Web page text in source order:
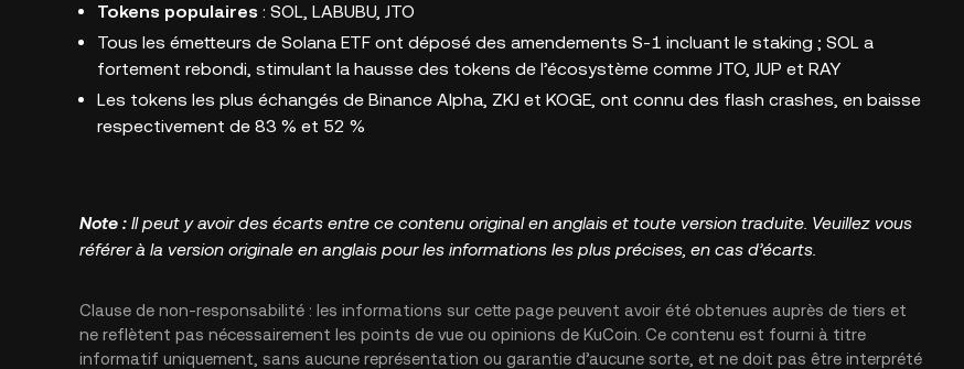
Tokens populaires : SOL, LABUBU, JTO
Tous les émetteurs de Solana ETF ont déposé des amendements S-1 incluant le staking ; SOL a
fortement rebondi, stimulant la hausse des tokens de l’écosystème comme JTO, JUP et RAY
Les tokens les plus échangés de Binance Alpha, ZKJ et KOGE, ont connu des flash crashes, en baisse
respectivement de 83 % et 52 %
Note : Il peut y avoir des écarts entre ce contenu original en anglais et toute version traduite. Veuillez vous
référer à la version originale en anglais pour les informations les plus précises, en cas d’écarts.
Clause de non-responsabilité : les informations sur cette page peuvent avoir été obtenues auprès de tiers et
ne reflètent pas nécessairement les points de vue ou opinions de KuCoin. Ce contenu est fourni à titre
informatif uniquement, sans aucune représentation ou garantie d’aucune sorte, et ne doit pas être interprété